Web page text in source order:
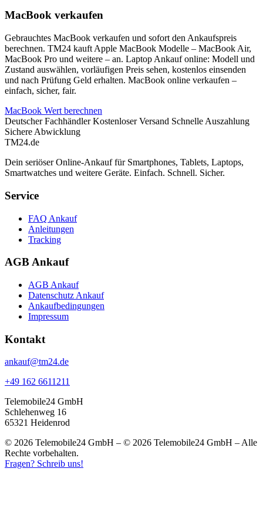
MacBook verkaufen
Gebrauchtes MacBook verkaufen und sofort den Ankaufspreis
berechnen. TM24 kauft Apple MacBook Modelle – MacBook Air,
MacBook Pro und weitere – an. Laptop Ankauf online: Modell und
Zustand auswählen, vorläufigen Preis sehen, kostenlos einsenden
und nach Prüfung Geld erhalten. MacBook online verkaufen –
einfach, sicher, fair.
MacBook Wert berechnen
Deutscher Fachhändler Kostenloser Versand Schnelle Auszahlung
Sichere Abwicklung
TM24.de
Dein seriöser Online-Ankauf für Smartphones, Tablets, Laptops,
Smartwatches und weitere Geräte. Einfach. Schnell. Sicher.
Service
FAQ Ankauf
Anleitungen
Tracking
AGB Ankauf
AGB Ankauf
Datenschutz Ankauf
Ankaufbedingungen
Impressum
Kontakt
ankauf@tm24.de
+49 162 6611211
Telemobile24 GmbH
Schlehenweg 16
65321 Heidenrod
© 2026 Telemobile24 GmbH – © 2026 Telemobile24 GmbH – Alle
Rechte vorbehalten.
Fragen? Schreib uns!